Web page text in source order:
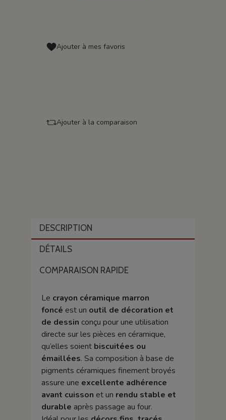
Ajouter à mes favoris
Ajouter à la comparaison
DESCRIPTION
DÉTAILS
COMPARAISON RAPIDE
Le crayon céramique marron
foncé est un outil de décoration et
de dessin conçu pour une utilisation
directe sur les pièces en céramique,
qu’elles soient biscuitées ou
émaillées. Sa composition à base de
pigments céramiques finement broyés
assure une excellente adhérence
avant cuisson et un rendu stable et
durable après passage au four.